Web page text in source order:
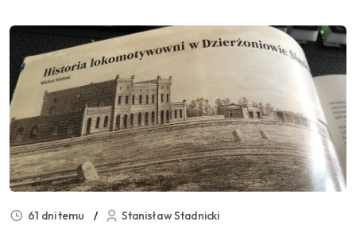
61 dni temu Stanisław Stadnicki